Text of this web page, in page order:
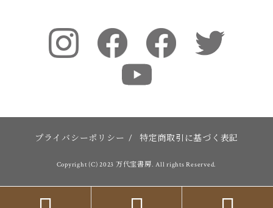
プライバシーポリシー / 特定商取引に基づく表記
Copyright (C) 2023 万代宝書房. All rights Reserved.